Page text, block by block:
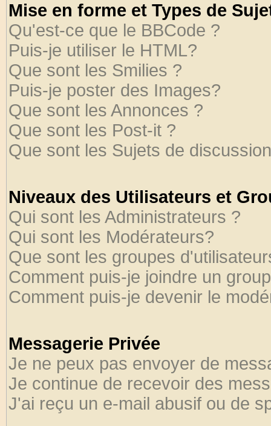
Mise en forme et Types de
Qu'est-ce que le BBCode ?
Puis-je utiliser le HTML?
Que sont les Smilies ?
Puis-je poster des Images?
Que sont les Annonces ?
Que sont les Post-it ?
Que sont les Sujets de
Niveaux des Utilisateurs et
Qui sont les Administrateurs ?
Qui sont les Modérateurs?
Que sont les groupes
Comment puis-je joindre un
Comment puis-je devenir le
Messagerie Privée
Je ne peux pas envoyer de
Je continue de recevoir des
J'ai reçu un e-mail abusif ou de